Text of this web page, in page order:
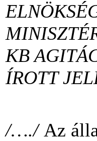
KB
ÍROTT
/…./Az